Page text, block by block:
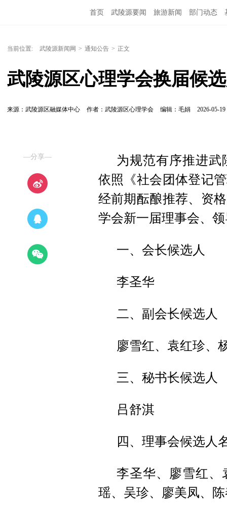
首页 武陵源要闻 旅游新闻 部门动态
当前位置: 武陵源新闻网 > 通知公告 > 正文
武陵源区心理学会换届候
来源：武陵源区融媒体中心 作者：武陵源区心理学会 编辑：毛娟 2026-05-19
—分享—
为规范有序推进
依照《社会团体登记
经前期酝酿推荐、资
学会新一届理事会、
一、会长候选人
李圣华
二、副会长候选人
廖雪红、袁红珍、
三、秘书长候选人
吕舒淇
四、理事会候选人
李圣华、廖雪红
瑶、吴珍、廖美凤、